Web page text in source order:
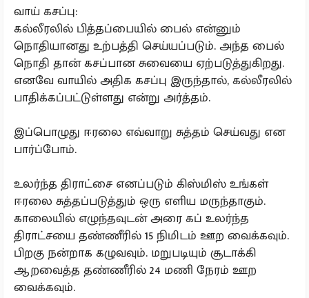
வாய் கசப்பு:
கல்லீரலில் பித்தப்பையில் பைல் என்னும்
நொதியானது உற்பத்தி செய்யப்படும். அந்த பைல்
நொதி தான் கசப்பான சுவையை ஏற்படுத்துகிறது.
எனவே வாயில் அதிக கசப்பு இருந்தால், கல்லீரலில்
பாதிக்கப்பட்டுள்ளது என்று அர்த்தம்.
இப்பொழுது ஈரலை எவ்வாறு சுத்தம் செய்வது என
பார்ப்போம்.
உலர்ந்த திராட்சை எனப்படும் கிஸ்மிஸ் உங்கள்
ஈரலை சுத்தப்படுத்தும் ஒரு எளிய மருந்தாகும்.
காலையில் எழுந்தவுடன் அரை கப் உலர்ந்த
திராட்சயை தண்ணீரில் 15 நிமிடம் ஊற வைக்கவும்.
பிறகு நன்றாக கழுவவும். மறுபடியும் சூடாக்கி
ஆறவைத்த தண்ணீரில் 24 மணி நேரம் ஊற
வைக்கவும்.